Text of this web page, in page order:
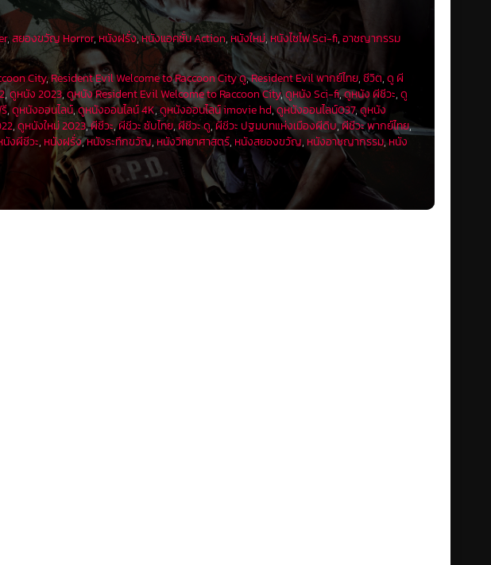
,สยองขวัญ Horror,หนังฝรั่ง,หนังแอคชั่น Action, หนังใหม่,หนังไซไฟ Sci-fi,อาชญากรรม
City,Resident Evil Welcome to Raccoon City ดู,Resident Evil พากย์ไทย,ชีวิต,ดู ผี
,ดูหนัง 2023,ดูหนัง Resident Evil Welcome to Raccoon City,ดูหนัง Sci-fi,ดูหนัง ผีชีวะ,ดู
,ดูหนังออนไลน์,ดูหนังออนไลน์ 4K,ดูหนังออนไลน์ imovie hd,ดูหนังออนไลน์037,ดูหนัง
,ดูหนังใหม่ 2023,ผีชีวะ,ผีชีวะ ซับไทย,ผีชีวะ ดู,ผีชีวะ ปฐมบทแห่งเมืองผีดิบ,ผีชีวะ พากย์ไทย,
นังผีชีวะ, หนังฝรั่ง,หนังระทึกขวัญ,หนังวิทยาศาสตร์, หนังสยองขวัญ, หนังอาชญากรรม,หนัง